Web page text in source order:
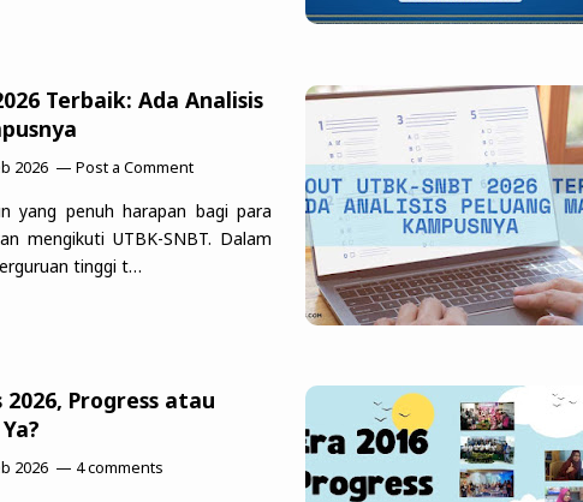
Terbaik: Ada Analisis
2026 Post a Comment
yang penuh harapan bagi para
mengikuti UTBK-SNBT. Dalam
tinggi t…
2026, Progress atau
2026 4 comments